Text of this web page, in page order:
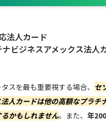
法人カード
ビジネスアメックス法人
スを最も重要視する場合、 セ
人カードは他の高額なプラチ
かもしれません。また、 年